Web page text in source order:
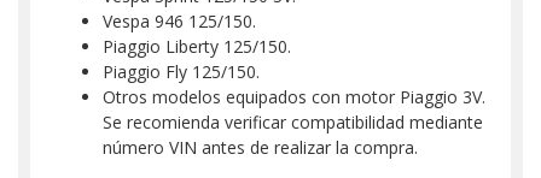
Vespa 946 125/150.
Piaggio Liberty 125/150.
Piaggio Fly 125/150.
Otros modelos equipados con motor Piaggio 3V.
Se recomienda verificar compatibilidad mediante
número VIN antes de realizar la compra.